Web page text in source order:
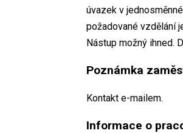
úvazek v
požadované vzdělání
Nástup možný ihned.
Poznámka
Kontakt e-mailem.
Informace o